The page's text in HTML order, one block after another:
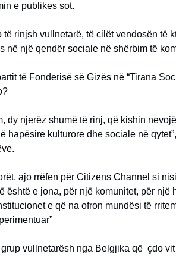
e publikes sot.
rinjsh vullnetarë, të cilët vendosën të
në një qendër sociale në shërbim të
të Fonderisë së Gizës në “Tirana
dy njerëz shumë të rinj, që kishin
hapësire kulturore dhe sociale në
ajo rrëfen për Citizens Channel si
është e jona, për një komunitet, për një
e që na ofron mundësi të
grup vullnetarësh nga Belgjika që çdo